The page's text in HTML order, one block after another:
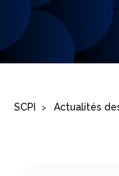
SCPI > Actualités